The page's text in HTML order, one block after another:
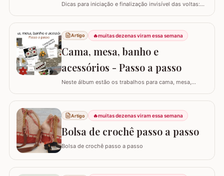
Dicas para iniciação e finalização invisível das voltas:
garante um acabamento quase imperceptível nas
iniciações e finalizações das voltas, resultando em um
trabalho mais elegante. Variações de pontos com o
falso ponto alto: Experimentar…
Artigo 🔥muitas dezenas viram essa semana
Cama, mesa, banho e
acessórios - Passo a passo
Neste álbum estão os trabalhos para cama, mesa,
clicar nas imagens! Trilhos/caminhos e centro de mesa
Sousplat Puxa-saco e porta-pano de prato Squares para
colcha de cama Outros Álbuns que temos no blog
Artigo 🔥muitas dezenas viram essa semana
Bolsa de crochê passo a passo
Bolsa de crochê passo a passo